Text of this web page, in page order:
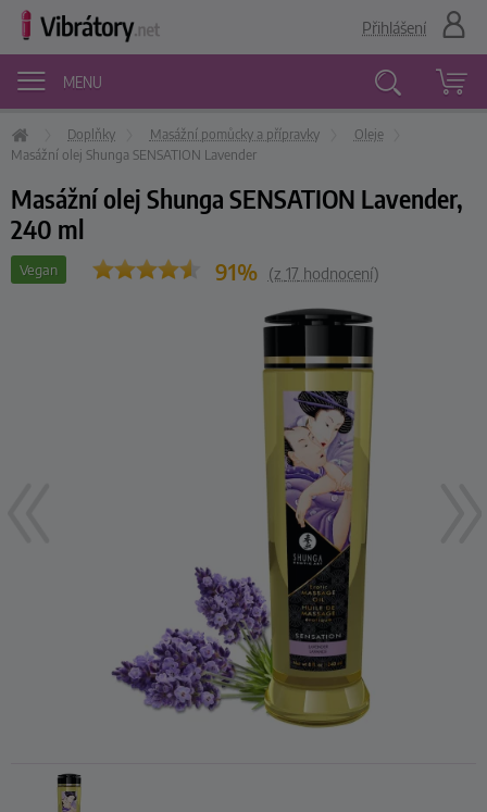
MENU
Vyhledávání
Přihlášení
Doplňky Masážní pomůcky a přípravky
Oleje
Masážní olej Shunga SENSATION Lavender
Masážní olej Shunga SENSATION Lavender,
240 ml
Vegan 91% (z 17 hodnocení)